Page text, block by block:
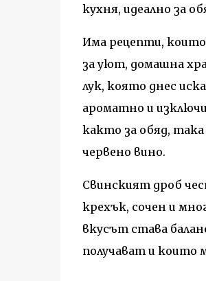
кухня, идеално за
Има рецепти,
за уют, домашна
лук, която днес
ароматно и
както за обяд, така
червено вино.
Свинският дроб
крехък, сочен и
вкусът става
получават и които